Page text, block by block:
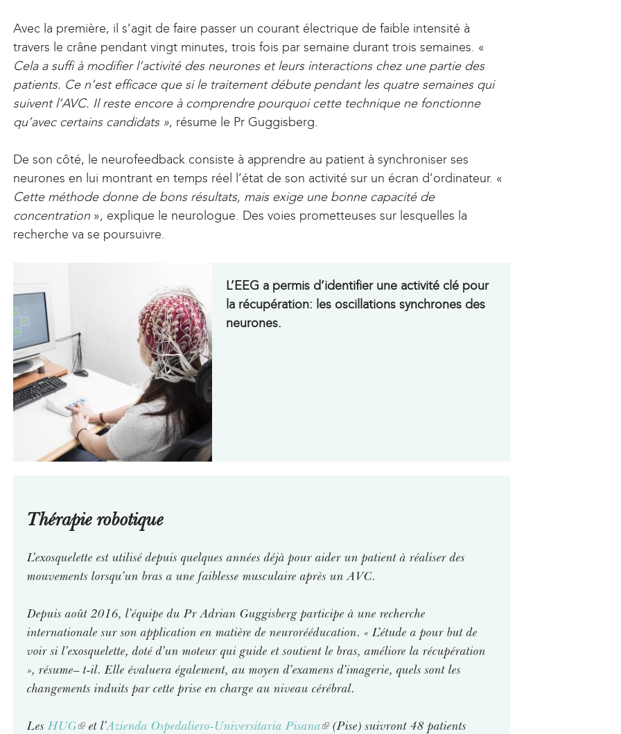
r
n
a
l
)
Avec la première, il s’agit de faire passer un courant électrique de faible intensité à
travers le crâne pendant vingt minutes, trois fois par semaine durant trois semaines. «
Cela a suffi à modifier l’activité des neurones et leurs interactions chez une partie des
patients. Ce n’est efficace que si le traitement débute pendant les quatre semaines qui
suivent l’AVC. Il reste encore à comprendre pourquoi cette technique ne fonctionne
qu’avec certains candidats », résume le Pr Guggisberg.
De son côté, le neurofeedback consiste à apprendre au patient à synchroniser ses
neurones en lui montrant en temps réel l’état de son activité sur un écran d’ordinateur. «
Cette méthode donne de bons résultats, mais exige une bonne capacité de
concentration », explique le neurologue. Des voies prometteuses sur lesquelles la
recherche va se poursuivre.
L’EEG a permis d’identifier une activité clé pour
la récupération: les oscillations synchrones des
neurones.
Thérapie robotique
L’exosquelette est utilisé depuis quelques années déjà pour aider un patient à réaliser des
mouvements lorsqu’un bras a une faiblesse musculaire après un AVC.
Depuis août 2016, l’équipe du Pr Adrian Guggisberg participe à une recherche
internationale sur son application en matière de neurorééducation. «L’étude a pour but de
voir si l’exosquelette, doté d’un moteur qui guide et soutient le bras, améliore la récupération
», résume– t-il. Elle évaluera également, au moyen d’examens d’imagerie, quels sont les
changements induits par cette prise en charge au niveau cérébral.
LesHUG( et l’Azienda Ospedaliero-Universitaria Pisana( (Pise) suivront 48 patients